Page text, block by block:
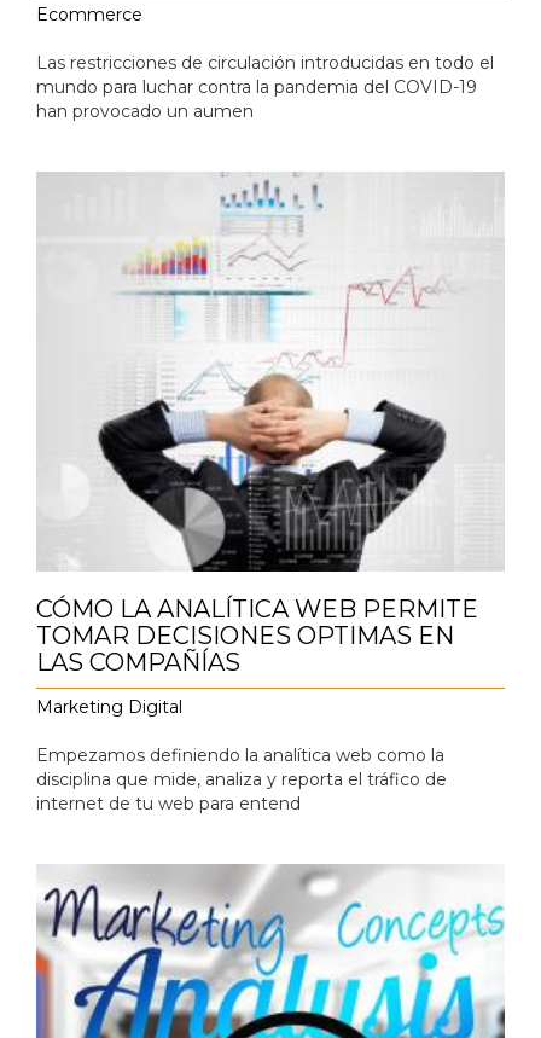
Ecommerce
Las restricciones de circulación introducidas en todo el
mundo para luchar contra la pandemia del COVID-19
han provocado un aumen
CÓMO LA ANALÍTICA WEB PERMITE
TOMAR DECISIONES OPTIMAS EN
LAS COMPAÑÍAS
Marketing Digital
Empezamos definiendo la analítica web como la
disciplina que mide, analiza y reporta el tráfico de
internet de tu web para entend